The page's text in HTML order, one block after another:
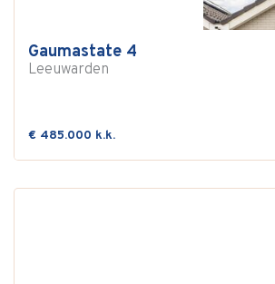
Gaumastate 4
Leeuwarden
€ 485.000 k.k.